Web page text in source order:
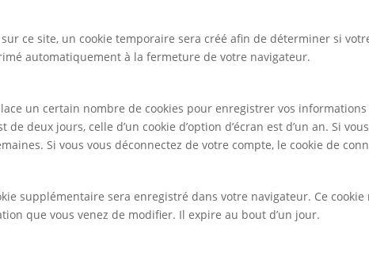
ce site, un cookie temporaire sera créé afin de déterminer si
automatiquement à la fermeture de votre navigateur.
un certain nombre de cookies pour enregistrer vos
deux jours, celle d’un cookie d’option d’écran est d’un an. Si
Si vous vous déconnectez de votre compte, le cookie de
supplémentaire sera enregistré dans votre navigateur. Ce
que vous venez de modifier. Il expire au bout d’un jour.